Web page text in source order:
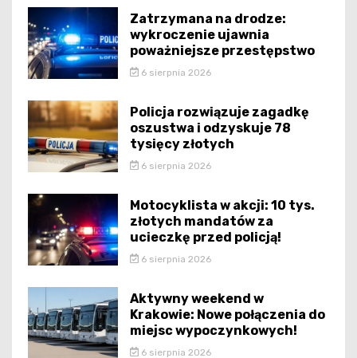
Zatrzymana na drodze:
wykroczenie ujawnia
poważniejsze przestępstwo
6 sierpnia 2026
Policja rozwiązuje zagadkę
oszustwa i odzyskuje 78
tysięcy złotych
6 sierpnia 2026
Motocyklista w akcji: 10 tys.
złotych mandatów za
ucieczkę przed policją!
6 sierpnia 2026
Aktywny weekend w
Krakowie: Nowe połączenia do
miejsc wypoczynkowych!
6 sierpnia 2026